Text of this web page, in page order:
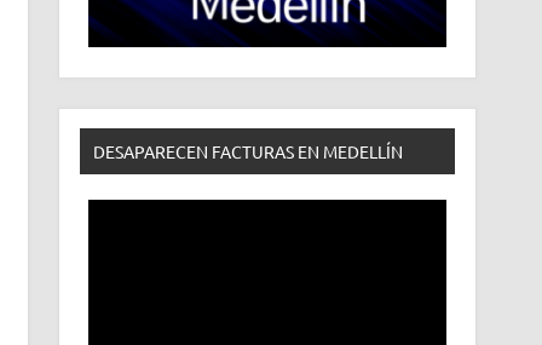
DESAPARECEN FACTURAS EN MEDELLÍN